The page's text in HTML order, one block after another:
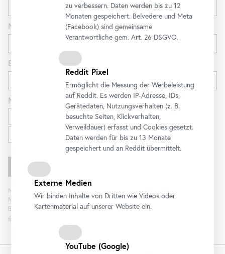
Nachname
E-Mail
Newsletter
Ausstellungen und Programm
Mit „Registrieren“ stimmen Sie der Verarbeitung Ihrer Daten sowie Analyse der
Newsletterinteraktion zum Zweck der Newsletterzusendung durch das
Belvedere zu. Die Einwilligung kann widerrufen werden. Weitere Informationen
finden Sie
zu verbessern. Daten werden bis zu 12
Monaten gespeichert. Belvedere und Meta
(Facebook) sind gemeinsame
Verantwortliche gem.Art. 26 DSGVO.
Reddit Pixel
Ermöglicht die Messung der Werbeleistung
auf Reddit. Es werden IP-Adresse, IDs,
Gerätedaten, Nutzungsverhalten (z. B.
besuchte Seiten, Klickverhalten,
Verweildauer) erfasst und Cookies gesetzt.
Daten werden für bis zu 13 Monate
gespeichert und an Reddit übermittelt.
Externe Medien
Wir binden Inhalte von Dritten wie Videos oder
Kartenmaterial auf unserer Website ein.
YouTube (Google)